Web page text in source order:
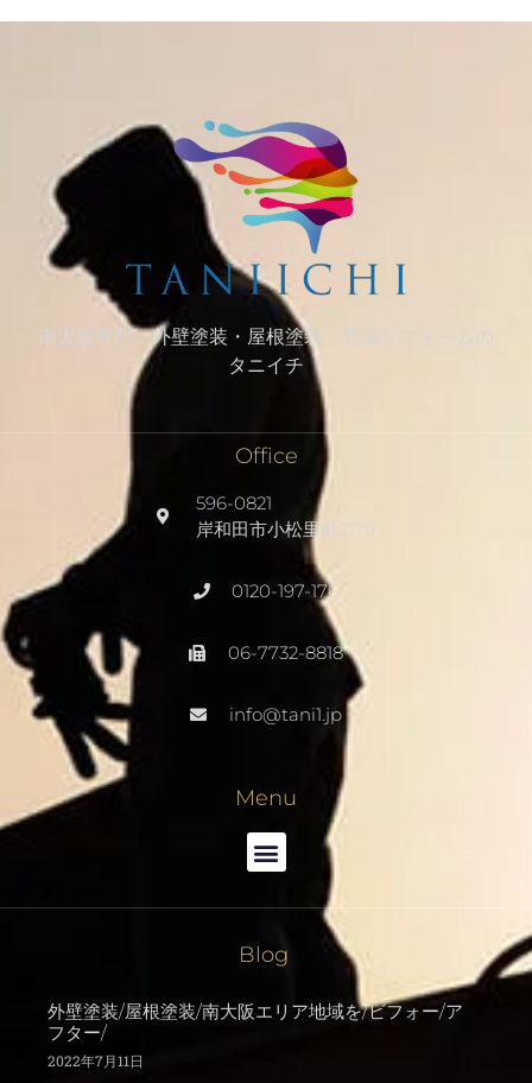
南大阪専門 外壁塗装・屋根塗装・外装リフォームの
タニイチ
Office
596-0821
岸和田市小松里町2179
0120-197-176
06-7732-8818
info@tani1.jp
Menu
Blog
外壁塗装/屋根塗装/南大阪エリア地域を/ビフォー/ア
フター/
2022年7月11日